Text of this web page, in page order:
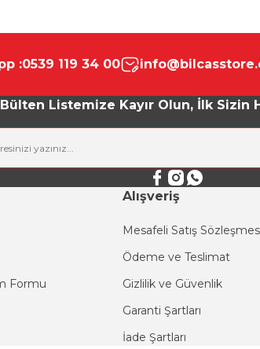
Gönder
:0539 119 34 00
Listemize Kayır Olun, İlk Sizin
Formu
Alışveriş
Mesafeli Satış
Ödeme ve Teslimat
Gizlilik ve Güvenlik
Garanti Şartları
İade Şartları